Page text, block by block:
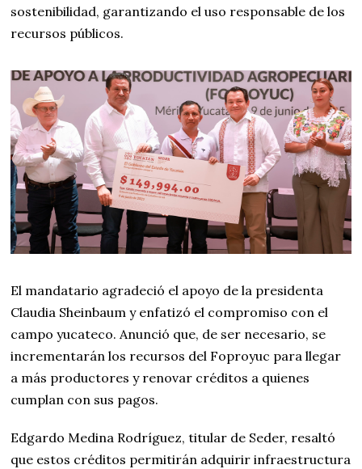
sostenibilidad, garantizando el uso responsable de los
recursos públicos.
El mandatario agradeció el apoyo de la presidenta
Claudia Sheinbaum y enfatizó el compromiso con el
campo yucateco. Anunció que, de ser necesario, se
incrementarán los recursos del Foproyuc para llegar
a más productores y renovar créditos a quienes
cumplan con sus pagos.
Edgardo Medina Rodríguez, titular de Seder, resaltó
que estos créditos permitirán adquirir infraestructura